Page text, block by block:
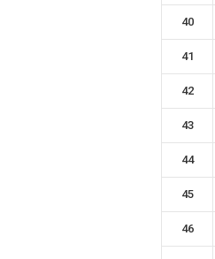
40
41
42
43
44
45
46